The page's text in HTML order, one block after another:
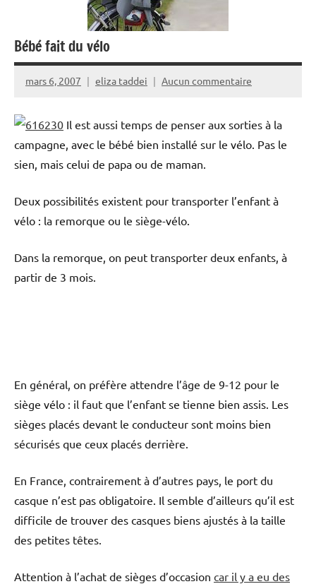
Bébé fait du vélo
mars 6, 2007 eliza taddei Aucun commentaire
Il est aussi temps de penser aux sorties à la
campagne, avec le bébé bien installé sur le vélo. Pas le
sien, mais celui de papa ou de maman.
Deux possibilités existent pour transporter l’enfant à
vélo : la remorque ou le siège-vélo.
Dans la remorque, on peut transporter deux enfants, à
partir de 3 mois.
En général, on préfère attendre l’âge de 9-12 pour le
siège vélo : il faut que l’enfant se tienne bien assis. Les
sièges placés devant le conducteur sont moins bien
sécurisés que ceux placés derrière.
En France, contrairement à d’autres pays, le port du
casque n’est pas obligatoire. Il semble d’ailleurs qu’il est
difficile de trouver des casques biens ajustés à la taille
des petites têtes.
Attention à l’achat de sièges d’occasion car il y a eu des